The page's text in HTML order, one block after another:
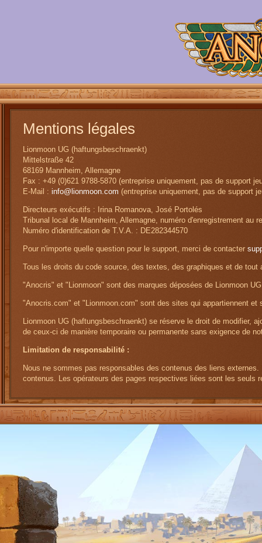
Mentions légales
Lionmoon UG (haftungsbeschraenkt)
Mittelstraße 42
68169 Mannheim, Allemagne
Fax : +49 (0)621 9788-5870 (entreprise uniquement, pas de support
E-Mail : info@lionmoon.com (entreprise uniquement, pas de support
Directeurs exécutifs : Irina Romanova, José Portolés
Tribunal local de Mannheim, Allemagne, numéro d'enregistrement au
Numéro d'identification de T.V.A. : DE282344570
Pour n'importe quelle question pour le support, merci de contacter
Tous les droits du code source, des textes, des graphiques et de
"Anocris" et "Lionmoon" sont des marques déposées de Lionmoon
"Anocris.com" et "Lionmoon.com" sont des sites qui appartiennent et
Lionmoon UG (haftungsbeschraenkt) se réserve le droit de modifier,
de ceux-ci de manière temporaire ou permanente sans exigence de
Limitation de responsabilité :
Nous ne sommes pas responsables des contenus des liens
contenus. Les opérateurs des pages respectives liées sont les seuls